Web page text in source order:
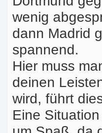
wenig
dann Madrid
spannend.
Hier muss
deinen
wird, führt
Eine